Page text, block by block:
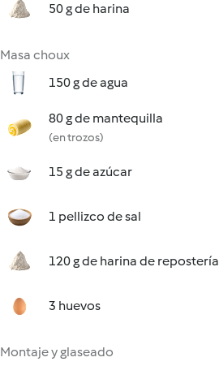
50 g de harina
Masa choux
150 g de agua
80 g de mantequilla
(en trozos)
15 g de azúcar
1 pellizco de sal
120 g de harina de repostería
3 huevos
Montaje y glaseado